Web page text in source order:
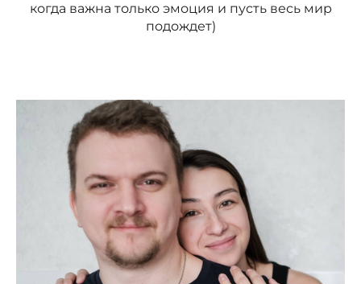
когда важна только эмоция и пусть весь мир
подождет)